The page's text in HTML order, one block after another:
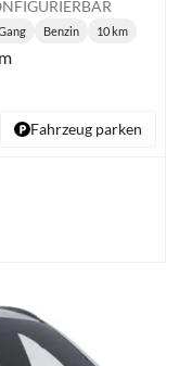
Kraftstoff:
Benzin 10 km
Fahrzeug parken